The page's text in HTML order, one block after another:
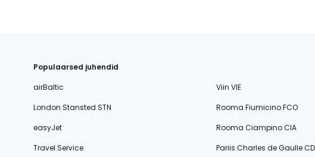
Populaarsed juhendid
airBaltic
Viin VIE
London Stansted STN
Rooma Fiumicino FCO
easyJet
Rooma Ciampino CIA
Travel Service
Pariis Charles de Gaulle